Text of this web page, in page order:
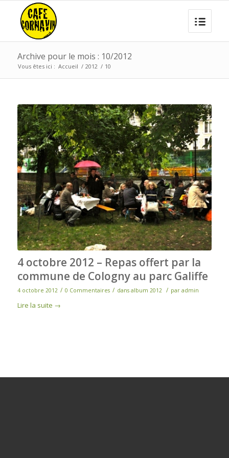
Archive pour le mois : 10/2012
Vous êtes ici : Accueil / 2012 / 10
4 octobre 2012 – Repas offert par la
commune de Cologny au parc Galiffe
4 octobre 2012 / 0 Commentaires / dans album 2012 / par admin
Lire la suite →